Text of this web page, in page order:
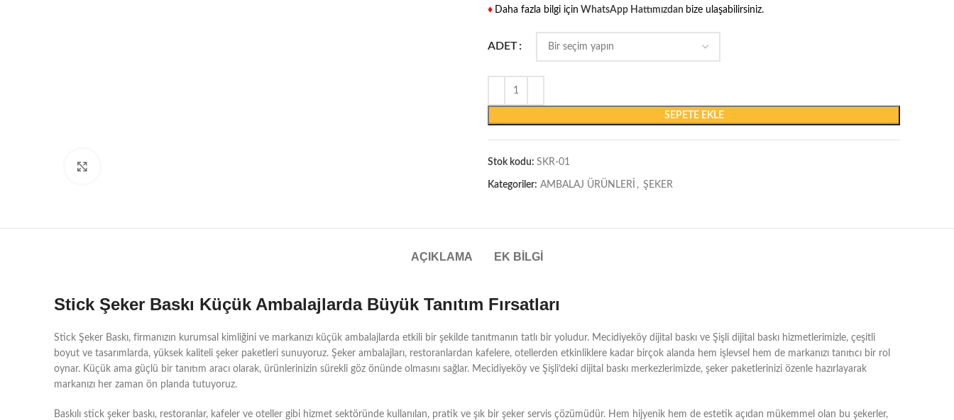
♦ Daha fazla bilgi için WhatsApp Hattımızdan bize ulaşabilirsiniz.
ADET
SEPETE EKLE
Stok kodu: SKR-01
Kategoriler: AMBALAJ ÜRÜNLERİ , ŞEKER
AÇIKLAMA EK BILGI
Stick Şeker Baskı Küçük Ambalajlarda Büyük Tanıtım Fırsatları
Stick Şeker Baskı, firmanızın kurumsal kimliğini ve markanızı küçük ambalajlarda etkili bir şekilde tanıtmanın tatlı bir yoludur. Mecidiyeköy dijital baskı ve Şişli dijital baskı hizmetlerimizle, çeşitli
boyut ve tasarımlarda, yüksek kaliteli şeker paketleri sunuyoruz. Şeker ambalajları, restoranlardan kafelere, otellerden etkinliklere kadar birçok alanda hem işlevsel hem de markanızı tanıtıcı bir rol
oynar. Küçük ama güçlü bir tanıtım aracı olarak, ürünlerinizin sürekli göz önünde olmasını sağlar. Mecidiyeköy ve Şişli’deki dijital baskı merkezlerimizde, şeker paketlerinizi özenle hazırlayarak
markanızı her zaman ön planda tutuyoruz.
Baskılı stick şeker baskı, restoranlar, kafeler ve oteller gibi hizmet sektöründe kullanılan, pratik ve şık bir şeker servis çözümüdür. Hem hijyenik hem de estetik açıdan mükemmel olan bu şekerler,